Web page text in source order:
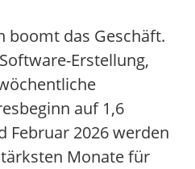
boomt das Geschäft.
Erstellung,
auf 1,6
Februar 2026 werden
Monate für